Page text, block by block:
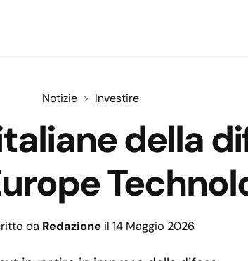
Notizie Investire
della
da Redazione il 14 Maggio 2026